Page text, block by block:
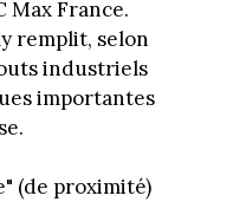
Max France.
remplit, selon
industriels
importantes
(de proximité)